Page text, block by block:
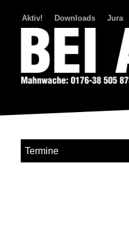
Aktiv! Downloads Jura
Termine